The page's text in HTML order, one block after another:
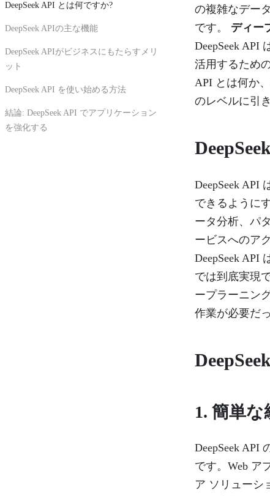
DeepSeek API とは何ですか?
DeepSeek APIの主な機能
DeepSeek APIがビジネスにもたらすメリ
ット
DeepSeek API を使い始める方法
結論: DeepSeek API でアプリケーション
を強化する
の複雑なデー
です。 ディー
DeepSeek API
活用するため
API とは何か
のレベルに引
DeepSeek API
できるように
ータ分析、パ
ービスへのア
DeepSeek API
では到底実現
ープラーニン
作業が必要だ
1. 簡単な
DeepSeek API
です。Web ア
ア ソリューシ